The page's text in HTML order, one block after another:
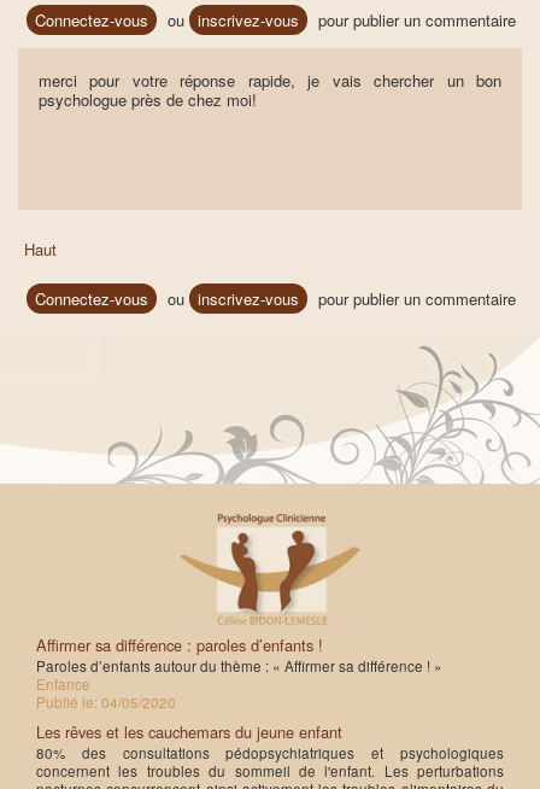
Connectez-vous ou inscrivez-vous pour publier un commentaire
merci pour votre réponse rapide, je vais chercher un bon
psychologue près de chez moi!
Haut
Connectez-vous ou inscrivez-vous pour publier un commentaire
Affirmer sa différence : paroles d’enfants !
Paroles d’enfants autour du thème : « Affirmer sa différence ! »
Enfance
Publié le: 04/05/2020
Les rêves et les cauchemars du jeune enfant
80% des consultations pédopsychiatriques et psychologiques
concernent les troubles du sommeil de l'enfant. Les perturbations